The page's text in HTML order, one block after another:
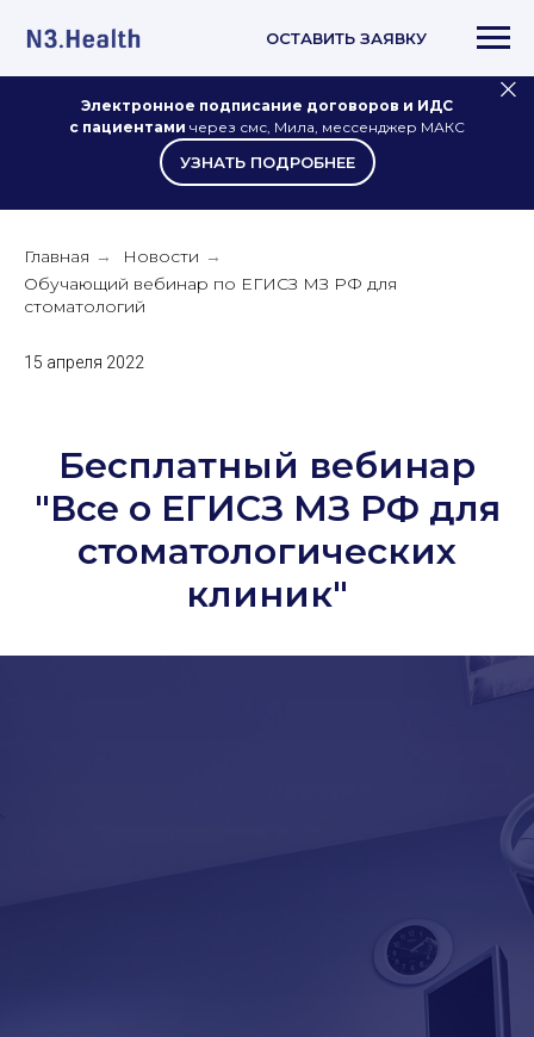
Электронное подписание договоров и ИДС
с пациентами через смс, Мила, мессенджер МАКС
УЗНАТЬ ПОДРОБНЕЕ
ОСТАВИТЬ ЗАЯВКУ
Главная → Новости →
Обучающий вебинар по ЕГИСЗ МЗ РФ для
стоматологий
15 апреля 2022
Бесплатный вебинар
"Все о ЕГИСЗ МЗ РФ для
стоматологических
клиник"